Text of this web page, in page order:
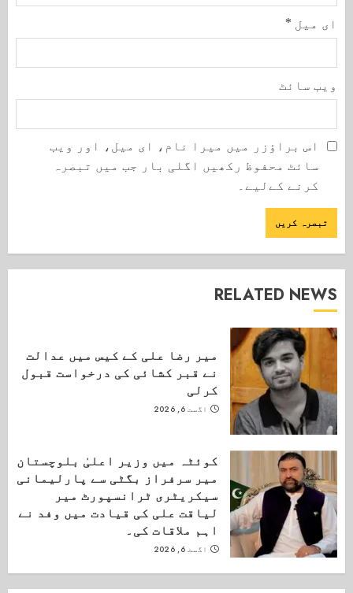
ای میل *
ویب‌ سائٹ
اس براؤزر میں میرا نام، ای میل، اور ویب
سائٹ محفوظ رکھیں اگلی بار جب میں تبصرہ
کرنے کےلیے۔
RELATED NEWS
میر رضا علی کے کیس میں عدالت
نے قبر کشائی کی درخواست قبول
کرلی
اگست 6, 2026
کوئٹہ میں وزیر اعلیٰ بلوچستان
میر سرفراز بگٹی سے پارلیمانی
سیکریٹری ٹرانسپورٹ میر
لیاقت علی کی قیادت میں وفد نے
اہم ملاقات کی۔
اگست 6, 2026